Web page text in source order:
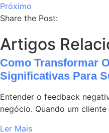
Próximo
Share the Post:
Artigos
Como Transformar
Significativas Para
Entender o feedback
negócio. Quando um
Ler Mais